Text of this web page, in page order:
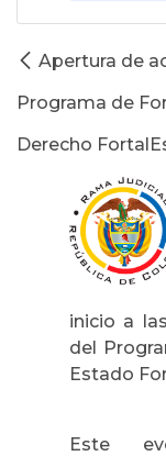
Apertura de
Programa de
Derecho
inicio a
del
Estado
Este